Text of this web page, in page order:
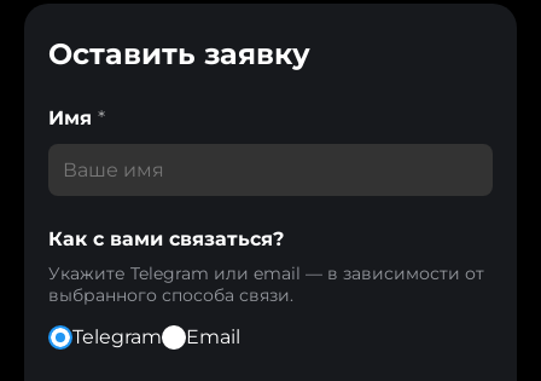
Оставить заявку
Имя *
Как с вами связаться?
Укажите Telegram или email — в зависимости от
выбранного способа связи.
Telegram Email